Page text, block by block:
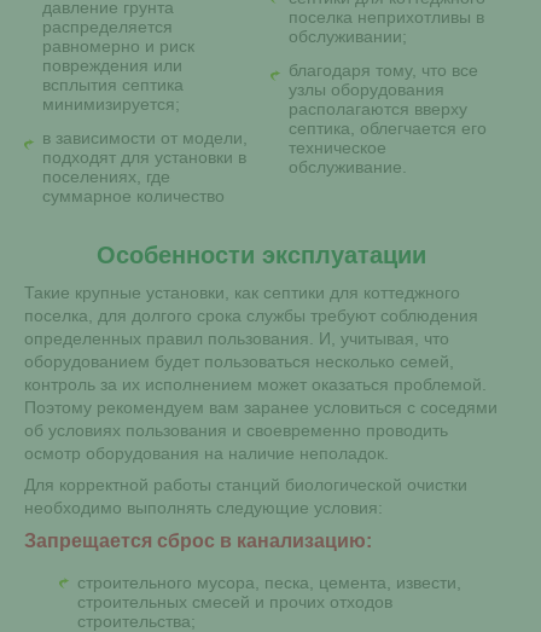
давление грунта
распределяется
равномерно и риск
повреждения или
всплытия септика
минимизируется;
в зависимости от модели,
подходят для установки в
поселениях, где
суммарное количество
поселка неприхотливы в
обслуживании;
благодаря тому, что все
узлы оборудования
располагаются вверху
септика, облегчается его
техническое
обслуживание.
Особенности эксплуатации
Такие крупные установки, как септики для коттеджного
поселка, для долгого срока службы требуют соблюдения
определенных правил пользования. И, учитывая, что
оборудованием будет пользоваться несколько семей,
контроль за их исполнением может оказаться проблемой.
Поэтому рекомендуем вам заранее условиться с соседями
об условиях пользования и своевременно проводить
осмотр оборудования на наличие неполадок.
Для корректной работы станций биологической очистки
необходимо выполнять следующие условия:
Запрещается сброс в канализацию:
строительного мусора, песка, цемента, извести,
строительных смесей и прочих отходов
строительства;